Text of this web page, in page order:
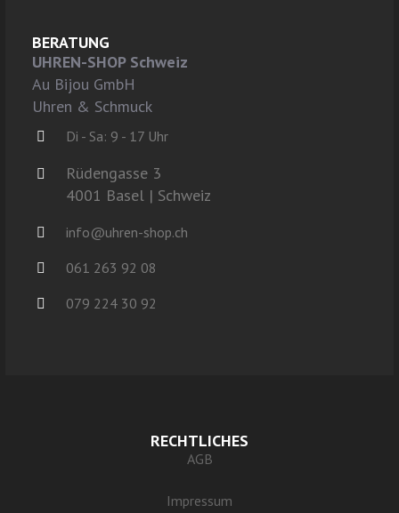
BERATUNG
UHREN-SHOP Schweiz
Au Bijou GmbH
Uhren & Schmuck
Di - Sa: 9 - 17 Uhr
Rüdengasse 3
4001 Basel | Schweiz
info@uhren-shop.ch
061 263 92 08
079 224 30 92
RECHTLICHES
AGB
Impressum